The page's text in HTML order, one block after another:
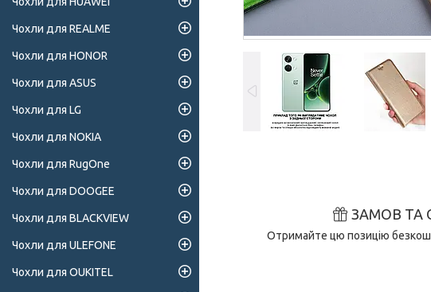
ЗАМОВ ТА
Отримайте цю позицію
Чохли для REALME
Чохли для HONOR
Чохли для ASUS
Чохли для LG
Чохли для NOKIA
Чохли для RugOne
Чохли для DOOGEE
Чохли для BLACKVIEW
Чохли для ULEFONE
Чохли для OUKITEL